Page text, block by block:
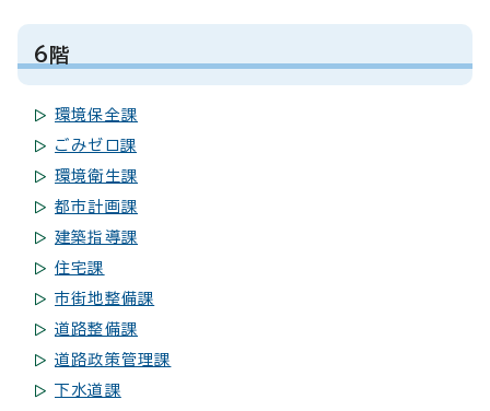
6階
環境保全課
ごみゼロ課
環境衛生課
都市計画課
建築指導課
住宅課
市街地整備課
道路整備課
道路政策管理課
下水道課